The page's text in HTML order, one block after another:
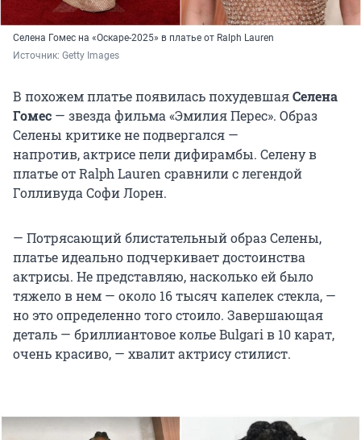
Селена Гомес на «Оскаре-2025» в платье от Ralph Lauren
Источник: Getty Images
В похожем платье появилась похудевшаяСелена
Гомес — звезда фильма «Эмилия Перес». Образ
Селены критике не подвергался —
напротив, актрисе пели дифирамбы. Селену в
платье от Ralph Lauren сравнили с легендой
Голливуда Софи Лорен.
— Потрясающий блистательный образ Селены,
платье идеально подчеркивает достоинства
актрисы. Не представляю, насколько ей было
тяжело в нем — около 16 тысяч капелек стекла, —
но это определенно того стоило. Завершающая
деталь — бриллиантовое колье Bulgari в 10 карат,
очень красиво, — хвалит актрису стилист.